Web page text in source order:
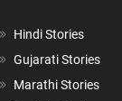
Hindi Stories
Gujarati Stories
Marathi Stories